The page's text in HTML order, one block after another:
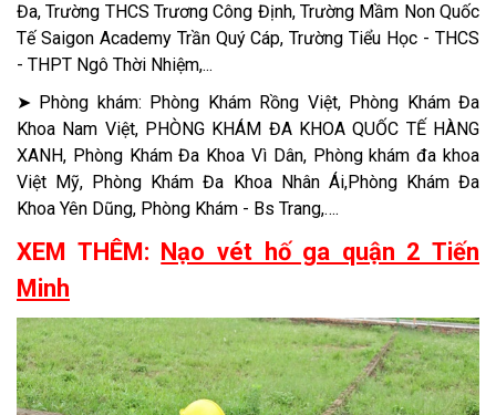
Đa, Trường THCS Trương Công Định, Trường Mầm Non Quốc
Tế Saigon Academy Trần Quý Cáp, Trường Tiểu Học - THCS
- THPT Ngô Thời Nhiệm,...
➤ Phòng khám: Phòng Khám Rồng Việt, Phòng Khám Đa
Khoa Nam Việt, PHÒNG KHÁM ĐA KHOA QUỐC TẾ HÀNG
XANH, Phòng Khám Đa Khoa Vì Dân, Phòng khám đa khoa
Việt Mỹ, Phòng Khám Đa Khoa Nhân Ái,Phòng Khám Đa
Khoa Yên Dũng, Phòng Khám - Bs Trang,….
XEM THÊM: Nạo vét hố ga quận 2 Tiến
Minh